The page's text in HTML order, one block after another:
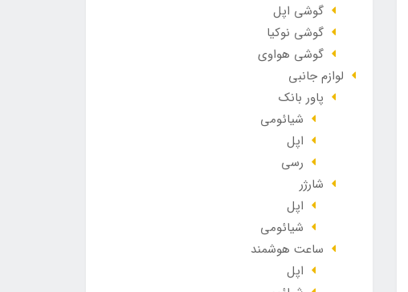
گوشی اپل
گوشی نوکیا
گوشی هواوی
لوازم جانبی
پاور بانک
شیائومی
اپل
رسی
شارژر
اپل
شیائومی
ساعت هوشمند
اپل